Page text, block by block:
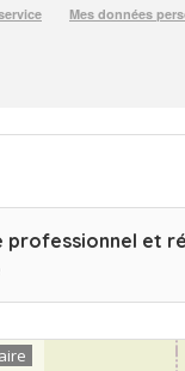
professionnel et